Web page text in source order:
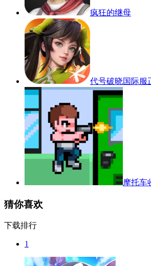
疯狂的继母
代号破晓国际服
摩托车
猜你喜欢
下载排行
1